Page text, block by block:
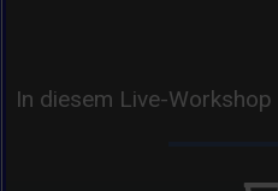
In diesem Live-Workshop